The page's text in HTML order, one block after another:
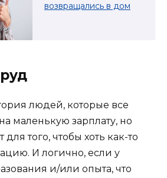
возвращались в дом
людей, которые все
маленькую зарплату, но
того, чтобы хоть как-то
И логично, если у
и/или опыта, что